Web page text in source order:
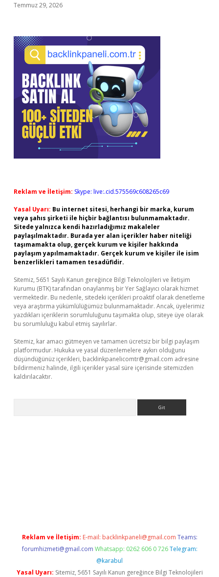
Temmuz 29, 2026
Reklam ve İletişim: Skype: live:.cid.575569c608265c69
Yasal Uyarı: Bu internet sitesi, herhangi bir marka, kurum
veya şahıs şirketi ile hiçbir bağlantısı bulunmamaktadır.
Sitede yalnızca kendi hazırladığımız makaleler
paylaşılmaktadır. Burada yer alan içerikler haber niteliği
taşımamakta olup, gerçek kurum ve kişiler hakkında
paylaşım yapılmamaktadır. Gerçek kurum ve kişiler ile isim
benzerlikleri tamamen tesadüfidir.
Sitemiz, 5651 Sayılı Kanun gereğince Bilgi Teknolojileri ve İletişim
Kurumu (BTK) tarafından onaylanmış bir Yer Sağlayıcı olarak hizmet
vermektedir. Bu nedenle, sitedeki içerikleri proaktif olarak denetleme
veya araştırma yükümlülüğümüz bulunmamaktadır. Ancak, üyelerimiz
yazdıkları içeriklerin sorumluluğunu taşımakta olup, siteye üye olarak
bu sorumluluğu kabul etmiş sayılırlar.
Sitemiz, kar amacı gütmeyen ve tamamen ücretsiz bir bilgi paylaşım
platformudur. Hukuka ve yasal düzenlemelere aykırı olduğunu
düşündüğünüz içerikleri, backlinkpanelicomtr@gmail.com adresine
bildirmeniz halinde, ilgili içerikler yasal süre içerisinde sitemizden
kaldırılacaktır.
Reklam ve İletişim: E-mail: backlinkpaneli@gmail.com Teams:
forumhizmeti@gmail.com Whatsapp: 0262 606 0 726 Telegram:
@karabul
Yasal Uyarı: Sitemiz, 5651 Sayılı Kanun gereğince Bilgi Teknolojileri